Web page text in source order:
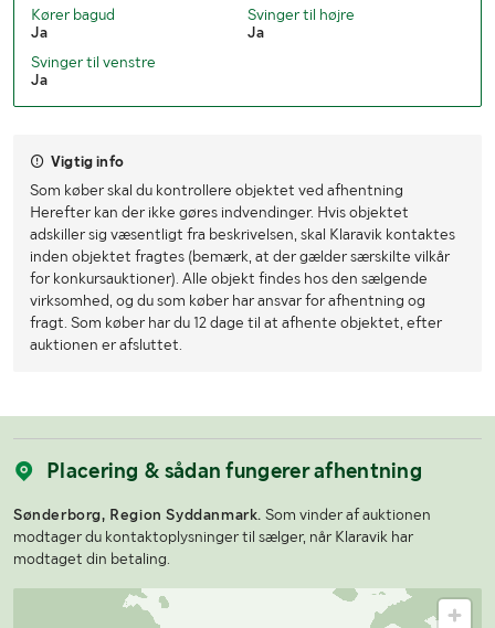
Kører bagud
Ja
Svinger til højre
Ja
Svinger til venstre
Ja
Vigtig info
Som køber skal du kontrollere objektet ved afhentning
Herefter kan der ikke gøres indvendinger. Hvis objektet
adskiller sig væsentligt fra beskrivelsen, skal Klaravik kontaktes
inden objektet fragtes (bemærk, at der gælder særskilte vilkår
for konkursauktioner). Alle objekt findes hos den sælgende
virksomhed, og du som køber har ansvar for afhentning og
fragt. Som køber har du 12 dage til at afhente objektet, efter
auktionen er afsluttet.
Placering & sådan fungerer afhentning
Sønderborg, Region Syddanmark. Som vinder af auktionen
modtager du kontaktoplysninger til sælger, når Klaravik har
modtaget din betaling.